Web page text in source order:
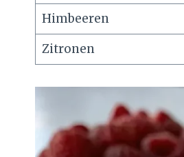
Himbeeren
Zitronen